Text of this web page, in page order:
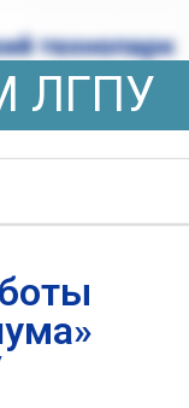
ЛГПУ